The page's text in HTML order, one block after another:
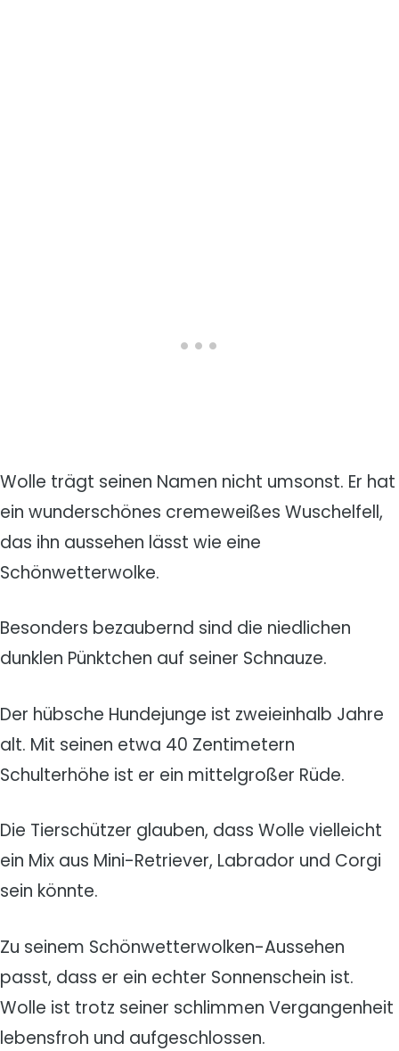
Wolle trägt seinen Namen nicht umsonst. Er hat
ein wunderschönes cremeweißes Wuschelfell,
das ihn aussehen lässt wie eine
Schönwetterwolke.
Besonders bezaubernd sind die niedlichen
dunklen Pünktchen auf seiner Schnauze.
Der hübsche Hundejunge ist zweieinhalb Jahre
alt. Mit seinen etwa 40 Zentimetern
Schulterhöhe ist er ein mittelgroßer Rüde.
Die Tierschützer glauben, dass Wolle vielleicht
ein Mix aus Mini-Retriever, Labrador und Corgi
sein könnte.
Zu seinem Schönwetterwolken-Aussehen
passt, dass er ein echter Sonnenschein ist.
Wolle ist trotz seiner schlimmen Vergangenheit
lebensfroh und aufgeschlossen.